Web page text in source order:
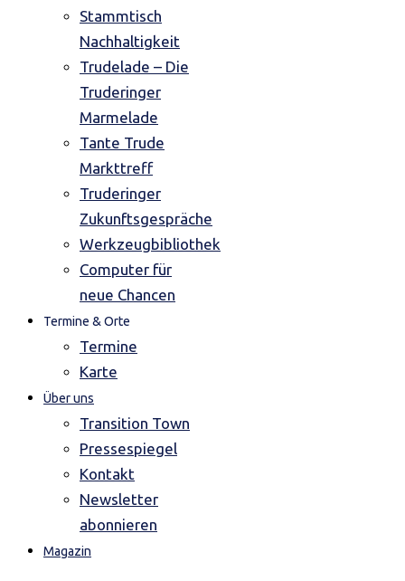
Stammtisch
Nachhaltigkeit
Trudelade – Die
Truderinger
Marmelade
Tante Trude
Markttreff
Truderinger
Zukunftsgespräche
Werkzeugbibliothek
Computer für
neue Chancen
Termine & Orte
Termine
Karte
Über uns
Transition Town
Pressespiegel
Kontakt
Newsletter
abonnieren
Magazin